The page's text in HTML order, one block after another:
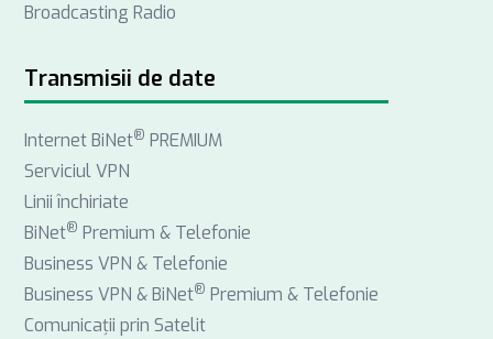
o
k
d
n
g
a
m
Broadcasting Radio
Transmisii de date
Internet BiNet® PREMIUM
Serviciul VPN
Linii închiriate
BiNet® Premium & Telefonie
Business VPN & Telefonie
Business VPN & BiNet® Premium & Telefonie
Comunicații prin Satelit